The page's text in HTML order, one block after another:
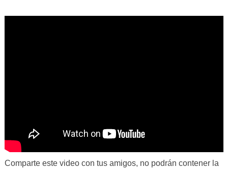
Comparte este video con tus amigos, no podrán contener la